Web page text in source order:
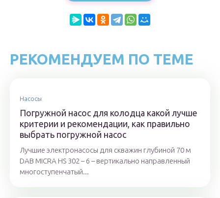
РЕКОМЕНДУЕМ ПО ТЕМЕ
Насосы
Погружной насос для колодца какой лучше
критерии и рекомендации, как правильно
выбрать погружной насос
Лучшие электронасосы для скважин глубиной 70 м
DAB MICRA HS 302 – 6 – вертикально направленный
многоступенчатый...